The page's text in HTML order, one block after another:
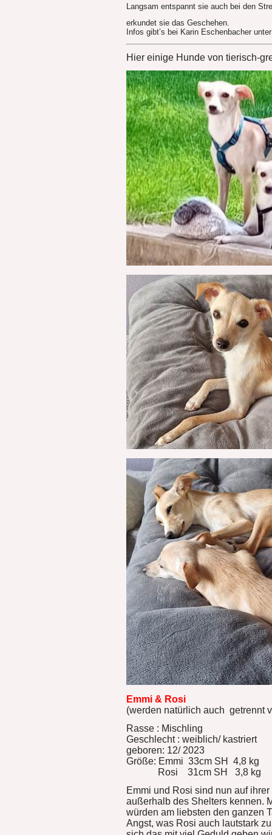
Langsam entspannt sie auch bei den
erkundet sie das Geschehen.
Infos gibt’s bei Karin Eschenbacher
Hier einige Hunde von tierisch-
Emmi & Rosi
(werden natürlich auch getrennt
Rasse : Mischling
Geschlecht : weiblich/ kastriert
geboren: 12/ 2023
Größe: Emmi 33cm SH 4,8 kg
Rosi 31cm SH 3,8 kg
Emmi und Rosi sind nun auf
außerhalb des Shelters kennen.
würden am liebsten den ganzen
Angst, was Rosi auch lautstark